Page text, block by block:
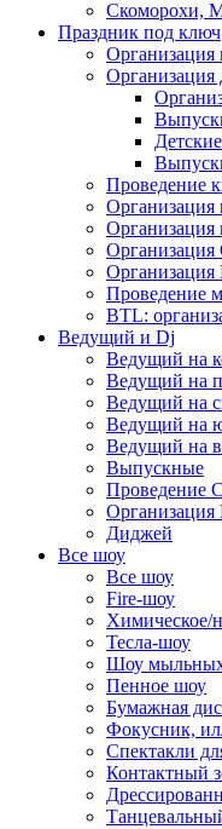
Скоморохи,
Праздник под ключ
Организация
Организация
Проведение
Организация
Организация
Организация
Проведение
BTL:
Ведущий и Dj
Ведущий на
Ведущий на
Ведущий на
Ведущий на
Ведущий на
Выпускные
Проведение
Диджей
Все шоу
Все шоу
Fire-шоу
Химическое/
Тесла-шоу
Шоу
Пенное шоу
Бумажная
Фокусник,
Спектакли
Контактный